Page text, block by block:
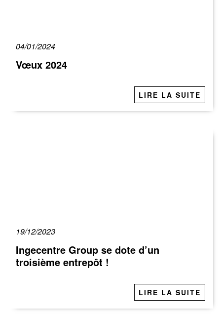
04/01/2024
Vœux 2024
LIRE LA SUITE
19/12/2023
Ingecentre Group se dote d’un
troisième entrepôt !
LIRE LA SUITE